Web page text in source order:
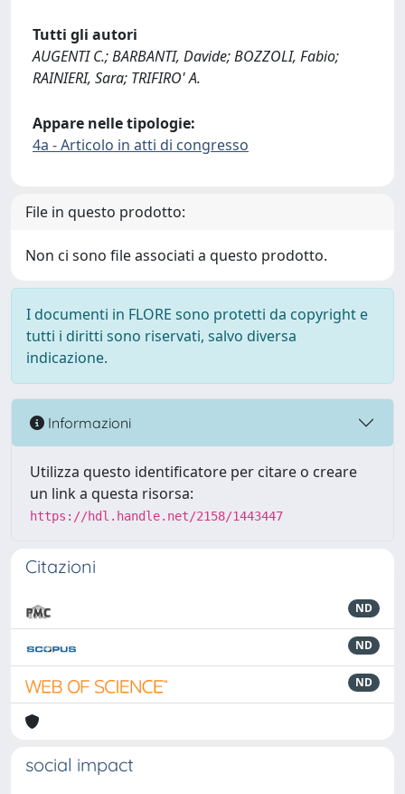
Tutti gli autori
AUGENTI C.; BARBANTI, Davide; BOZZOLI, Fabio;
RAINIERI, Sara; TRIFIRO' A.
Appare nelle tipologie:
4a - Articolo in atti di congresso
File in questo prodotto:
Non ci sono file associati a questo prodotto.
I documenti in FLORE sono protetti da copyright e
tutti i diritti sono riservati, salvo diversa
indicazione.
Informazioni
Utilizza questo identificatore per citare o creare
un link a questa risorsa:
https://hdl.handle.net/2158/1443447
Citazioni
ND
ND
ND
social impact